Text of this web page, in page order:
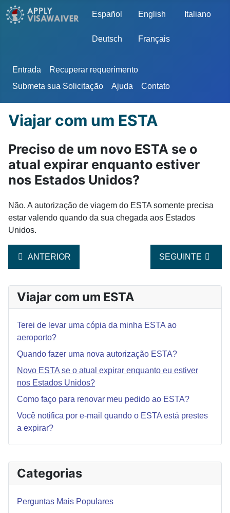
Escolha o seu idioma
Español English Italiano
Deutsch Français
Entrada
Recuperar requerimento
Submeta sua Solicitação
Ajuda Contato
Categorias
Perguntas Mais Populares
Viajar com um ESTA
Preciso de um novo ESTA se o
atual expirar enquanto estiver
nos Estados Unidos?
Não. A autorização de viagem do ESTA somente precisa
estar valendo quando da sua chegada aos Estados
Unidos.
ARTIGO ANTERIOR: QUANDO É NECESSÁRIO
ANTERIOR ARTIGO
SEGUINTE
Viajar com um ESTA
Terei de levar uma cópia da minha ESTA ao
aeroporto?
Quando fazer uma nova autorização ESTA?
Novo ESTA se o atual expirar enquanto eu estiver
nos Estados Unidos?
Como faço para renovar meu pedido ao ESTA?
Você notifica por e-mail quando o ESTA está prestes
a expirar?